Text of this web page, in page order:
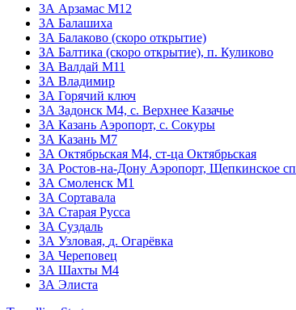
3А Арзамас М12
3А Балашиха
3А Балаково (скоро открытие)
ЗА Балтика (скоро открытие), п. Куликово
ЗА Валдай M11
ЗА Владимир
3А Горячий ключ
3А Задонск М4, с. Верхнее Казачье
3А Казань Аэропорт, с. Сокуры
3А Казань М7
3А Октябрьская М4, ст-ца Октябрьская
3А Ростов-на-Дону Аэропорт, Щепкинское сп
ЗА Смоленск М1
3А Сортавала
3А Старая Русса
3А Суздаль
3А Узловая, д. Огарёвка
3А Череповец
3А Шахты М4
3А Элиста